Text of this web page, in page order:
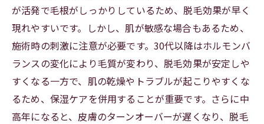
が活発で毛根がしっかりしているため、脱毛効果が早く
現れやすいです。しかし、肌が敏感な場合もあるため、
施術時の刺激に注意が必要です。30代以降はホルモンバ
ランスの変化により毛質が変わり、脱毛効果が安定しや
すくなる一方で、肌の乾燥やトラブルが起こりやすくな
るため、保湿ケアを併用することが重要です。さらに中
高年になると、皮膚のターンオーバーが遅くなり、脱毛